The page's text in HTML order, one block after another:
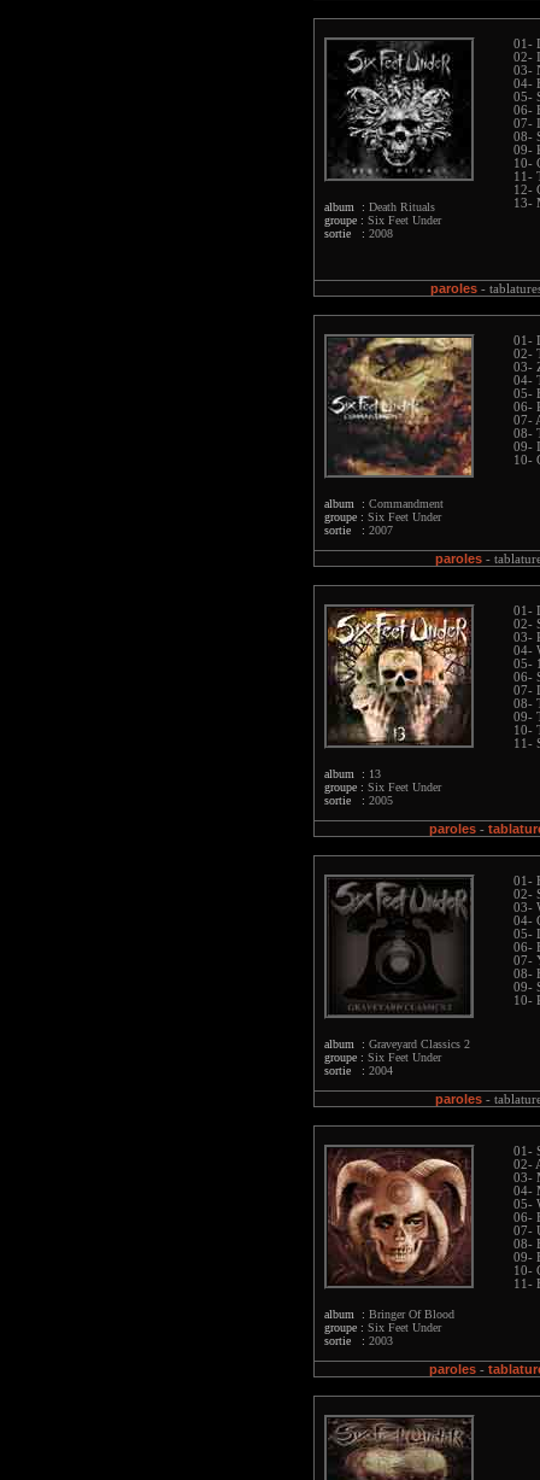
album : Death Rituals
groupe : Six Feet Under
sortie : 2008
01-
02-
03-
04-
05-
06-
07-
08-
09-
10-
11-
12-
13-
paroles -
album : Commandment
groupe : Six Feet Under
sortie : 2007
01-
02-
03-
04-
05-
06-
07-
08-
09-
10-
paroles-
album : 13
groupe : Six Feet Under
sortie : 2005
01-
02-
03-
04-
05-
06-
07-
08-
09-
10-
11-
paroles -
album : Graveyard Classics 2
groupe : Six Feet Under
sortie : 2004
01-
02-
03-
04-
05-
06-
07-
08-
09-
10-
paroles-
album : Bringer Of Blood
groupe : Six Feet Under
sortie : 2003
01-
02-
03-
04-
05-
06-
07-
08-
09-
10-
11-
paroles -